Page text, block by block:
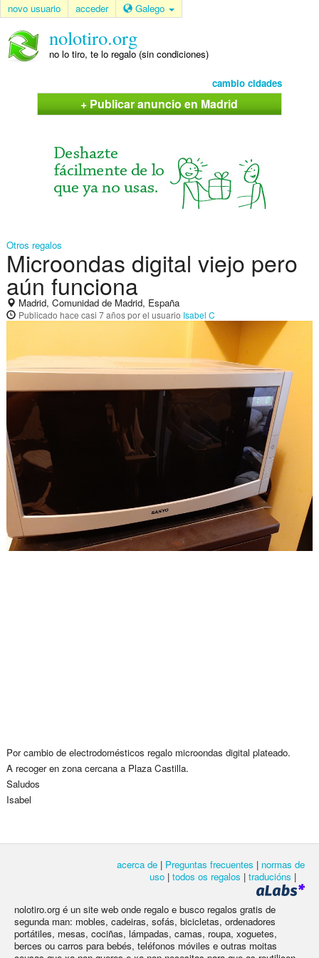
novo usuario acceder Galego
nolotiro.org
no lo tiro, te lo regalo (sin condiciones)
cambio cidades
+ Publicar anuncio en Madrid
Otros regalos
Microondas digital viejo pero
aún funciona
Madrid, Comunidad de Madrid, España
Publicado hace casi 7 añospor el usuario Isabel C
Por cambio de electrodomésticos regalo microondas digital plateado.
A recoger en zona cercana a Plaza Castilla.
Saludos
Isabel
acerca de | Preguntas frecuentes | normas de
uso | todos os regalos | traducións |
nolotiro.org é un site web onde regalo e busco regalos gratis de
segunda man: mobles, cadeiras, sofás, bicicletas, ordenadores
portátiles, mesas, cociñas, lámpadas, camas, roupa, xoguetes,
berces ou carros para bebés, teléfonos móviles e outras moitas